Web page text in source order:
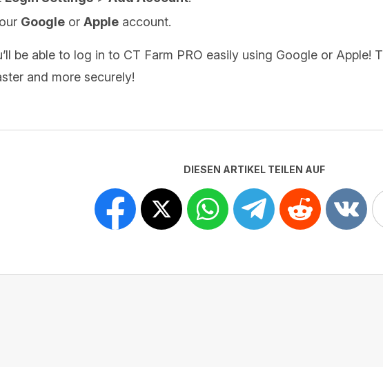
Google or Apple account.
be able to log in to CT Farm PRO easily using Google or Apple!
and more securely!
DIESEN ARTIKEL TEILEN AUF